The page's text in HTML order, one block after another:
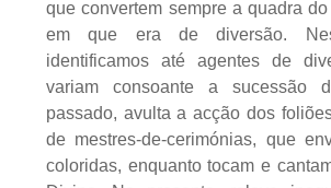
que convertem sempre a quadra
em que era de diversão.
identificamos até agentes de
variam consoante a sucessão
passado, avulta a acção dos
de mestres-de-cerimónias, que
coloridas, enquanto tocam e